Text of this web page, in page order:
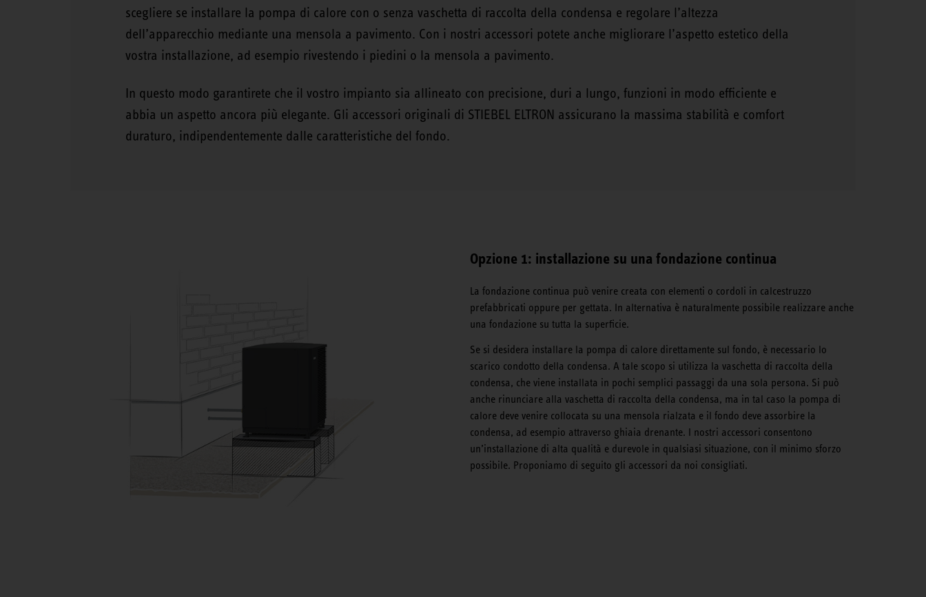
scegliere se installare la pompa di calore con o senza vaschetta di raccolta della condensa e regolare l’altezza
dell’apparecchio mediante una mensola a pavimento. Con i nostri accessori potete anche migliorare l’aspetto estetico della
vostra installazione, ad esempio rivestendo i piedini o la mensola a pavimento.
In questo modo garantirete che il vostro impianto sia allineato con precisione, duri a lungo, funzioni in modo efficiente e
abbia un aspetto ancora più elegante. Gli accessori originali di STIEBEL ELTRON assicurano la massima stabilità e comfort
duraturo, indipendentemente dalle caratteristiche del fondo.
Opzione 1: installazione su una fondazione continua
La fondazione continua può venire creata con elementi o cordoli in calcestruzzo
prefabbricati oppure per gettata. In alternativa è naturalmente possibile realizzare anche
una fondazione su tutta la superficie.
Se si desidera installare la pompa di calore direttamente sul fondo, è necessario lo
scarico condotto della condensa. A tale scopo si utilizza la vaschetta di raccolta della
condensa, che viene installata in pochi semplici passaggi da una sola persona. Si può
anche rinunciare alla vaschetta di raccolta della condensa, ma in tal caso la pompa di
calore deve venire collocata su una mensola rialzata e il fondo deve assorbire la
condensa, ad esempio attraverso ghiaia drenante. I nostri accessori consentono
un’installazione di alta qualità e durevole in qualsiasi situazione, con il minimo sforzo
possibile. Proponiamo di seguito gli accessori da noi consigliati.